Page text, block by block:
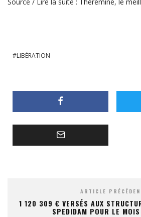
LIBÉRATION
ARTICLE
1 120 309 € VERSÉS AUX
SPEDIDAM POUR LE